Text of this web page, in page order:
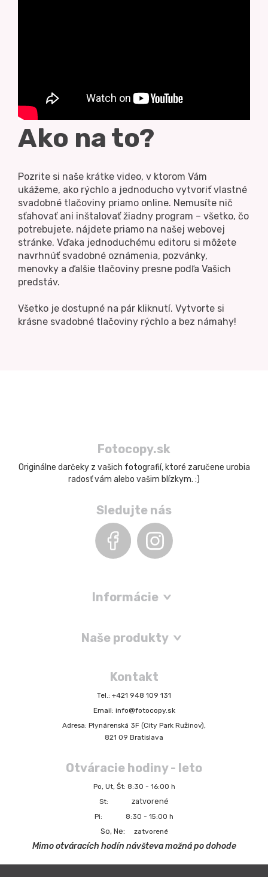
Ako na to?
Pozrite si naše krátke video, v ktorom Vám
ukážeme, ako rýchlo a jednoducho vytvoriť vlastné
svadobné tlačoviny priamo online. Nemusíte nič
sťahovať ani inštalovať žiadny program – všetko, čo
potrebujete, nájdete priamo na našej webovej
stránke. Vďaka jednoduchému editoru si môžete
navrhnúť svadobné oznámenia, pozvánky,
menovky a ďalšie tlačoviny presne podľa Vašich
predstáv.
Všetko je dostupné na pár kliknutí. Vytvorte si
krásne svadobné tlačoviny rýchlo a bez námahy!
Fotocopy.sk
Originálne darčeky z vašich fotografií, ktoré zaručene urobia
radosť vám alebo vašim blízkym. :)
Sledujte nás
Informácie
Naše produkty
Kontakt
Tel.: +421 948 109 131
Email: info@fotocopy.sk
Adresa: Plynárenská 3F (City Park Ružinov),
821 09 Bratislava
Otváracie hodiny - leto
Po, Ut, Št: 8:30 - 16:00 h
St: zatvorené
Pi: 8:30 - 15:00 h
So, Ne: zatvorené
Mimo otváracích hodín návšteva možná po dohode